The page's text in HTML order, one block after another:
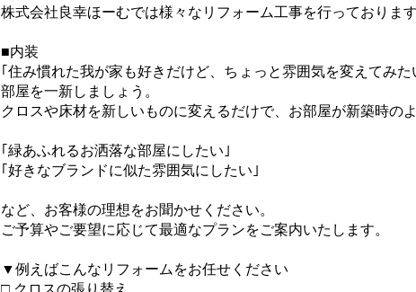
株式会社良幸ほーむでは様々なリフォーム工事を行っております
■内装
｢住み慣れた我が家も好きだけど、ちょっと雰囲気を変えてみ
部屋を一新しましょう。
クロスや床材を新しいものに変えるだけで、お部屋が新築時の
｢緑あふれるお洒落な部屋にしたい｣
｢好きなブランドに似た雰囲気にしたい｣
など、お客様の理想をお聞かせください。
ご予算やご要望に応じて最適なプランをご案内いたします。
▼例えばこんなリフォームをお任せください